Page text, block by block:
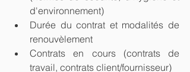
d'environnement)
Durée du contrat et modalités de
renouvèlement
Contrats en cours (contrats de
travail, contrats client/fournisseur)